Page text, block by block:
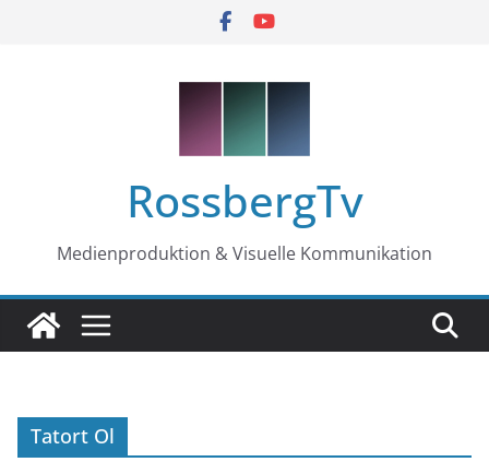
RossbergTv
Medienproduktion & Visuelle Kommunikation
Tatort Ol